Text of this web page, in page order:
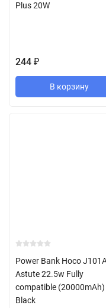
Plus 20W
244 ₽
В корзину
Power Bank Hoco
Astute 22.5w Fully
compatible (20000mAh)
Black